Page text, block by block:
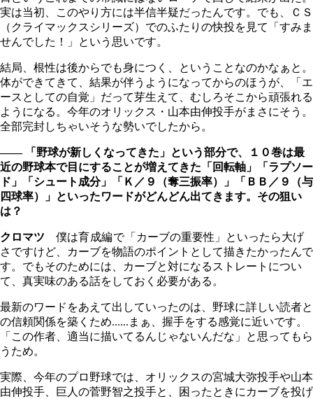
実は当初、このやり方には半信半疑だったんです。でも、ＣＳ
（クライマックスシリーズ）でのふたりの快投を見て「すみま
せんでした！」という思いです。
結局、根性は後からでも身につく、ということなのかなぁと。
体ができてきて、結果が伴うようになってからのほうが、「エ
ースとしての自覚」だって芽生えて、むしろそこから頑張れる
ようになる。今年のオリックス・山本由伸投手がまさにそう。
全部完封しちゃいそうな勢いでしたから。
―― 「野球が新しくなってきた」という部分で、１０巻は最
近の野球本で目にすることが増えてきた「回転軸」「ラプソー
ド」「シュート成分」「Ｋ／９（奪三振率）」「ＢＢ／９（与
四球率）」といったワードがどんどん出てきます。その狙い
は？
クロマツ 僕は育成編で「カーブの重要性」といったら大げ
さですけど、カーブを物語のポイントとして描きたかったんで
す。でもそのためには、カーブと対になるストレートについ
て、真実味のある話をしておく必要がある。
最新のワードをあえて出していったのは、野球に詳しい読者と
の信頼関係を築くため......まぁ、握手をする感覚に近いです。
「この作者、適当に描いてるんじゃないんだな」と思ってもら
うため。
実際、今年のプロ野球では、オリックスの宮城大弥投手や山本
由伸投手、巨人の菅野智之投手と、困ったときにカーブを投げ